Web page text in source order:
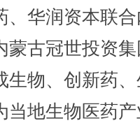
、华润资本联
蒙古冠世投资
生物、创新药
当地生物医药